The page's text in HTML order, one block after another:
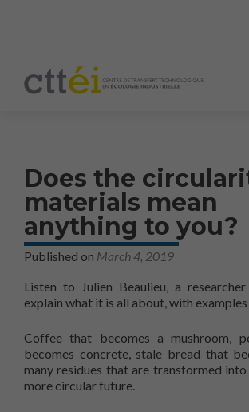
Does the
materials mean
anything to you?
Published on March 4, 2019
Listen to Julien Beaulieu, a
explain what it is all about, with
Coffee that becomes a mushroom,
becomes concrete, stale bread that
many residues that are transformed
more circular future.